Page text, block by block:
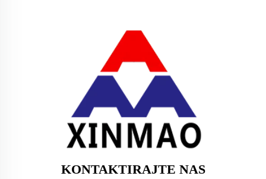
KONTAKTIRAJTE NAS